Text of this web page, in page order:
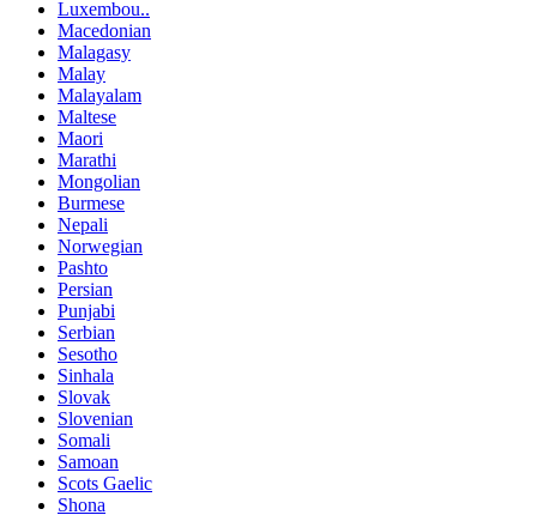
Luxembou..
Macedonian
Malagasy
Malay
Malayalam
Maltese
Maori
Marathi
Mongolian
Burmese
Nepali
Norwegian
Pashto
Persian
Punjabi
Serbian
Sesotho
Sinhala
Slovak
Slovenian
Somali
Samoan
Scots Gaelic
Shona